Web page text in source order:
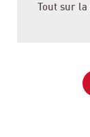
Tout sur la